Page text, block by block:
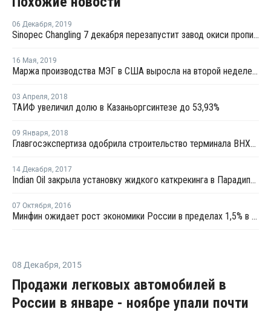
06 Декабря, 2019
Sinopec Changling 7 декабря перезапустит завод окиси пропилена в провинции Хунань после планового ремонта
16 Мая, 2019
Маржа производства МЭГ в США выросла на второй неделе мая
03 Апреля, 2018
ТАИФ увеличил долю в Казаньоргсинтезе до 53,93%
09 Января, 2018
Главгосэкспертиза одобрила строительство терминала ВНХК в Приморском крае
14 Декабря, 2017
Indian Oil закрыла установку жидкого каткрекинга в Парадипе из-за пожара на НПЗ
07 Октября, 2016
Минфин ожидает рост экономики России в пределах 1,5% в год
08 Декабря, 2015
Продажи легковых автомобилей в
России в январе - ноябре упали почти